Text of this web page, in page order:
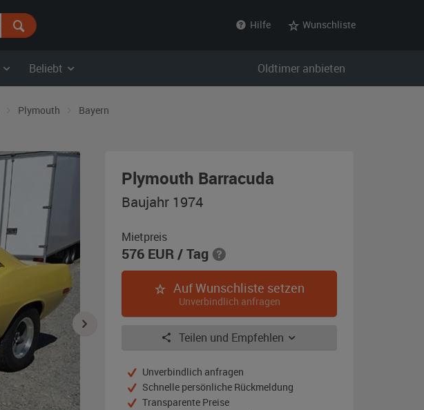
Hilfe Wunschliste
Beliebt Oldtimer anbieten
Plymouth Bayern
Plymouth Barracuda
Baujahr 1974
Mietpreis
576 EUR/ Tag
Auf Wunschliste setzen
Unverbindlich anfragen
Teilen und Empfehlen
Unverbindlich anfragen
Schnelle persönliche Rückmeldung
Transparente Preise